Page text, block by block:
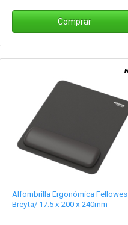
Comprar
Alfombrilla Ergonómica Fellowes
Breyta/ 17.5 x 200 x 240mm